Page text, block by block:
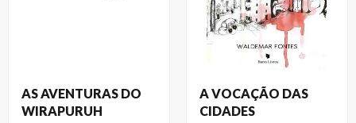
AS AVENTURAS DO
WIRAPURUH
A VOCAÇÃO DAS
CIDADES